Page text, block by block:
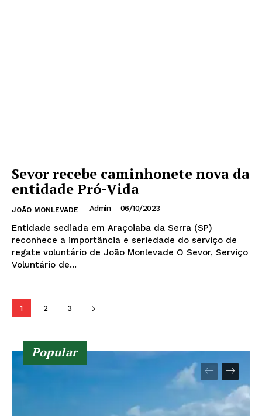
Sevor recebe caminhonete nova da
entidade Pró-Vida
JOÃO MONLEVADE Admin - 06/10/2023
Entidade sediada em Araçoiaba da Serra (SP)
reconhece a importância e seriedade do serviço de
regate voluntário de João Monlevade O Sevor, Serviço
Voluntário de...
1 2 3
Popular